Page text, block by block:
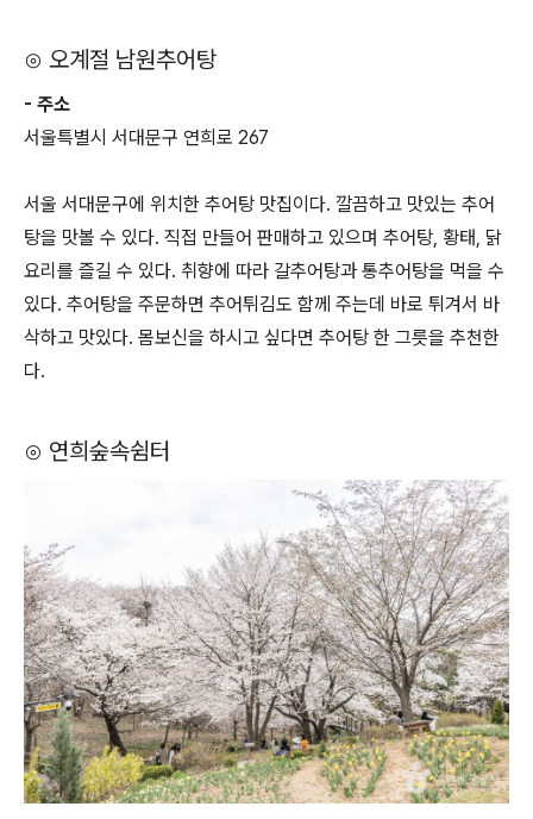
⊙ 오계절 남원추어탕
- 주소
서울특별시 서대문구 연희로 267
서울 서대문구에 위치한 추어탕 맛집이다. 깔끔하고 맛있는 추어
탕을 맛볼 수 있다. 직접 만들어 판매하고 있으며 추어탕, 황태, 닭
요리를 즐길 수 있다. 취향에 따라 갈추어탕과 통추어탕을 먹을 수
있다. 추어탕을 주문하면 추어튀김도 함께 주는데 바로 튀겨서 바
삭하고 맛있다. 몸보신을 하시고 싶다면 추어탕 한 그릇을 추천한
다.
⊙ 연희숲속쉼터